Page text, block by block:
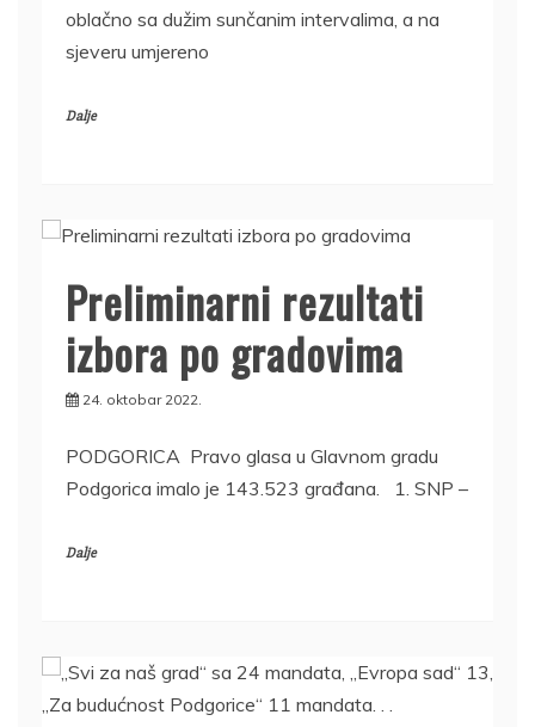
oblačno sa dužim sunčanim intervalima, a na
sjeveru umjereno
Dalje
Preliminarni rezultati
izbora po gradovima
24. oktobar 2022.
PODGORICA Pravo glasa u Glavnom gradu
Podgorica imalo je 143.523 građana. 1. SNP –
Dalje